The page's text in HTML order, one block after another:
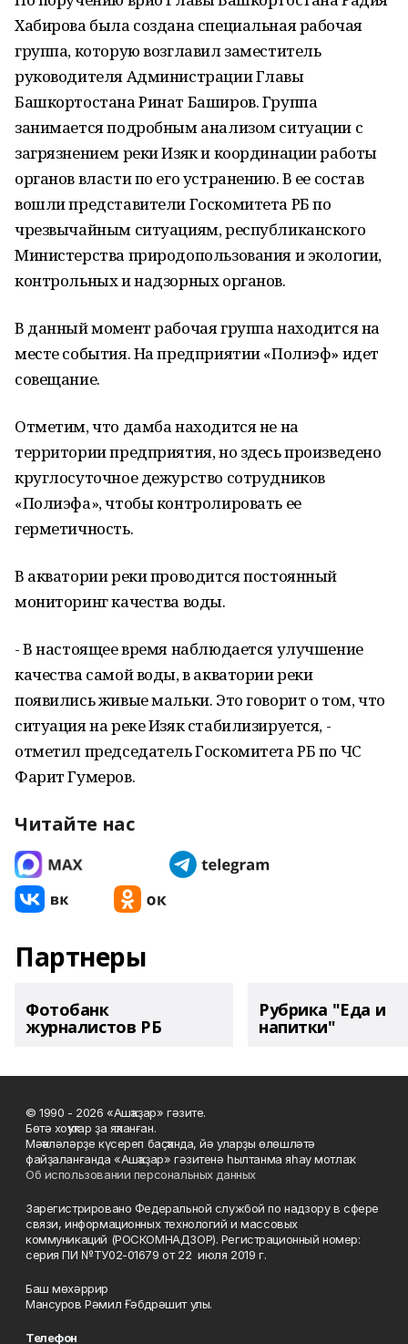
Хабирова была создана специальная рабочая
группа, которую возглавил заместитель
руководителя Администрации Главы
Башкортостана Ринат Баширов. Группа
занимается подробным анализом ситуации с
загрязнением реки Изяк и координации работы
органов власти по его устранению. В ее состав
вошли представители Госкомитета РБ по
чрезвычайным ситуациям, республиканского
Министерства природопользования и экологии,
контрольных и надзорных органов.
В данный момент рабочая группа находится на
месте события. На предприятии «Полиэф» идет
совещание.
Отметим, что дамба находится не на
территории предприятия, но здесь произведено
круглосуточное дежурство сотрудников
«Полиэфа», чтобы контролировать ее
герметичность.
В акватории реки проводится постоянный
мониторинг качества воды.
- В настоящее время наблюдается улучшение
качества самой воды, в акватории реки
появились живые мальки. Это говорит о том, что
ситуация на реке Изяк стабилизируется, -
отметил председатель Госкомитета РБ по ЧС
Фарит Гумеров.
Читайте нас
Партнеры
Фотобанк
журналистов РБ
Рубрика "Еда и
напитки"
© 1990 - 2026 «Ашҡаҙар» гәзите.
Бөтә хоҡуҡтар ҙа яҡланған.
Мәҡәләләрҙе күсереп баҫҡанда, йә уларҙы өлөшләтә
файҙаланғанда «Ашҡаҙар» гәзитенә һылтанма яһау мотлаҡ.
Об использовании персональных данных
Зарегистрировано Федеральной службой по надзору в сфере
связи, информационных технологий и массовых
коммуникаций (РОСКОМНАДЗОР). Регистрационный номер:
серия ПИ №ТУ02-01679 от 22 июля 2019 г.
Баш мөхәррир
Мансуров Рәмил Ғәбдрәшит улы.
Телефон